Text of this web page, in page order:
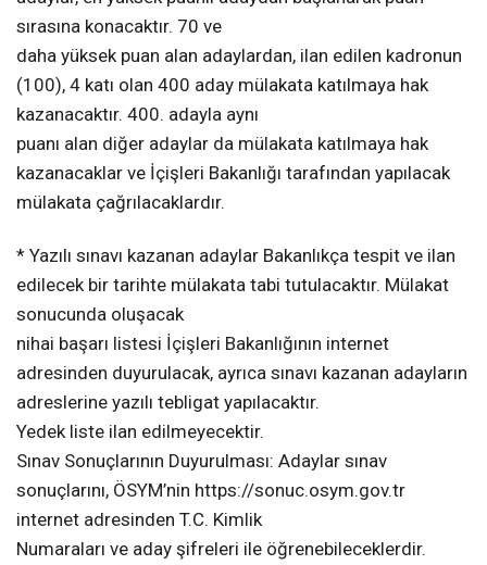
sırasına konacaktır. 70 ve
daha yüksek puan alan adaylardan, ilan edilen kadronun
(100), 4 katı olan 400 aday mülakata katılmaya hak
kazanacaktır. 400. adayla aynı
puanı alan diğer adaylar da mülakata katılmaya hak
kazanacaklar ve İçişleri Bakanlığı tarafından yapılacak
mülakata çağrılacaklardır.
* Yazılı sınavı kazanan adaylar Bakanlıkça tespit ve ilan
edilecek bir tarihte mülakata tabi tutulacaktır. Mülakat
sonucunda oluşacak
nihai başarı listesi İçişleri Bakanlığının internet
adresinden duyurulacak, ayrıca sınavı kazanan adayların
adreslerine yazılı tebligat yapılacaktır.
Yedek liste ilan edilmeyecektir.
Sınav Sonuçlarının Duyurulması: Adaylar sınav
sonuçlarını, ÖSYM’nin https://sonuc.osym.gov.tr
internet adresinden T.C. Kimlik
Numaraları ve aday şifreleri ile öğrenebileceklerdir.